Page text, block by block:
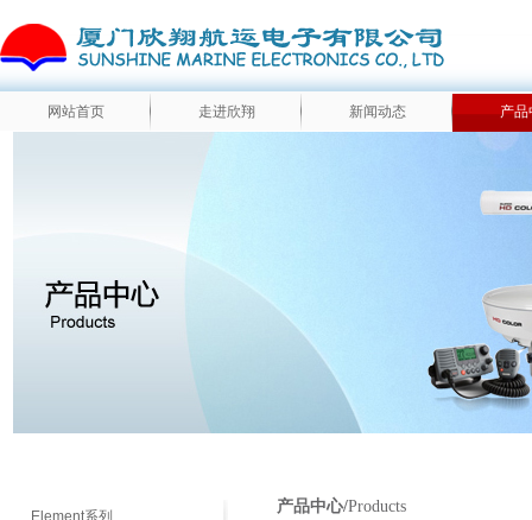
网站首页 走进欣翔 新闻动态 产品
Element系列
产品中心/Products